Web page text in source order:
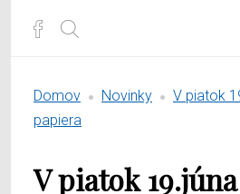
Samospráva
Domov Novinky
V piatok
papiera
V piatok